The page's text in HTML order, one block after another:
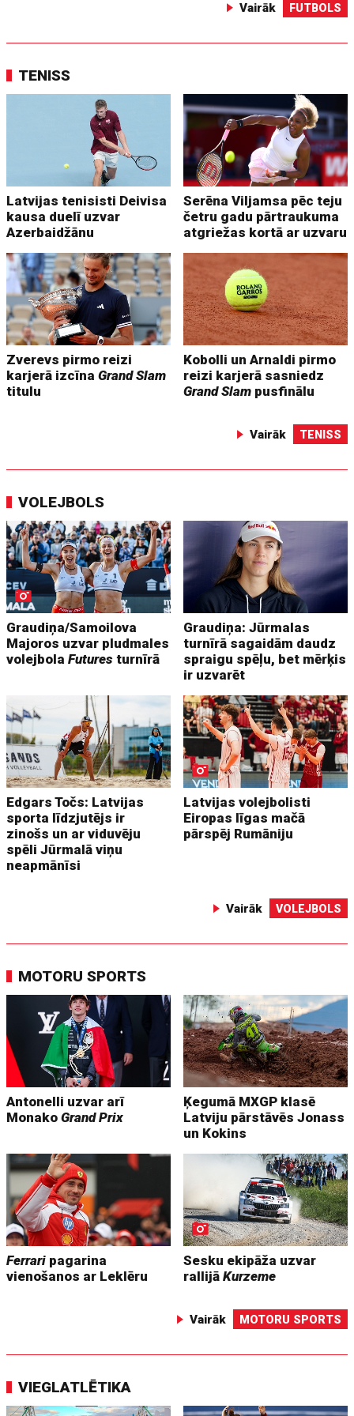
Vairāk FUTBOLS
TENISS
Latvijas tenisisti Deivisa
kausa duelī uzvar
Azerbaidžānu
Serēna Viljamsa pēc teju
četru gadu pārtraukuma
atgriežas kortā ar uzvaru
Zverevs pirmo reizi
karjerā izcīnaGrand Slam
titulu
Kobolli un Arnaldi pirmo
reizi karjerā sasniedz
Grand Slam pusfinālu
Vairāk TENISS
VOLEJBOLS
Graudiņa/Samoilova
Majoros uzvar pludmales
volejbolaFutures turnīrā
Graudiņa: Jūrmalas
turnīrā sagaidām daudz
spraigu spēļu, bet mērķis
ir uzvarēt
Edgars Točs: Latvijas
sporta līdzjutējs ir
zinošs un ar viduvēju
spēli Jūrmalā viņu
neapmānīsi
Latvijas volejbolisti
Eiropas līgas mačā
pārspēj Rumāniju
Vairāk VOLEJBOLS
MOTORU SPORTS
Antonelli uzvar arī
MonakoGrand Prix
Ķegumā MXGP klasē
Latviju pārstāvēs Jonass
un Kokins
Ferrari pagarina
vienošanos ar Leklēru
Sesku ekipāža uzvar
rallijāKurzeme
Vairāk MOTORU SPORTS
VIEGLATLĒTIKA